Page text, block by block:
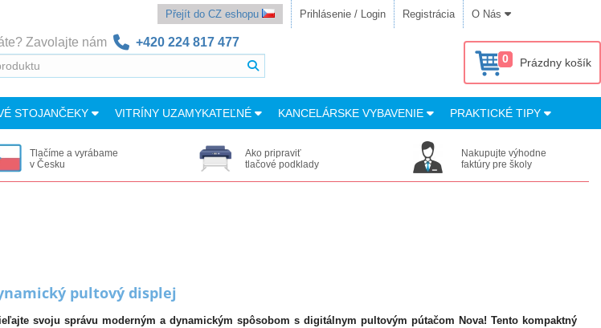
Přejít do CZ eshopu Prihlásenie / Login Registrácia O Nás
Zavolajte nám +420 224 817 477
0 Prázdny košík
STOJANČEKY VITRÍNY UZAMYKATEĽNÉ KANCELÁRSKE VYBAVENIE PRAKTICKÉ TIPY
Tlačíme a vyrábame
v Česku
Ako pripraviť
tlačové podklady
Nakupujte výhodne
faktúry pre školy
pultový displej
svoju správu moderným a dynamickým spôsobom s digitálnym pultovým pútačom Nova! Tento kompaktný